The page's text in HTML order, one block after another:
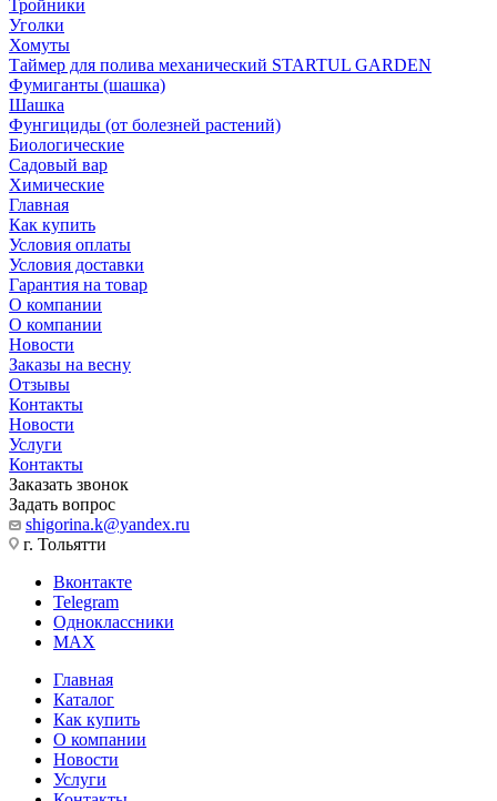
Тройники
Уголки
Хомуты
Таймер для полива механический STARTUL GARDEN
Фумиганты (шашка)
Шашка
Фунгициды (от болезней растений)
Биологические
Садовый вар
Химические
Главная
Как купить
Условия оплаты
Условия доставки
Гарантия на товар
О компании
О компании
Новости
Заказы на весну
Отзывы
Контакты
Новости
Услуги
Контакты
Заказать звонок
Задать вопрос
shigorina.k@yandex.ru
г. Тольятти
Вконтакте
Telegram
Одноклассники
MAX
Главная
Каталог
Как купить
О компании
Новости
Услуги